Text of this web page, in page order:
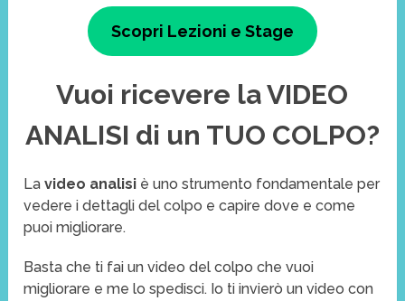
Scopri Lezioni e Stage
Vuoi ricevere la VIDEO
ANALISI di un TUO COLPO?
Lavideo analisi è uno strumento fondamentale per
vedere i dettagli del colpo e capire dove e come
puoi migliorare.
Basta che ti fai un video del colpo che vuoi
migliorare e me lo spedisci. Io ti invierò un video con